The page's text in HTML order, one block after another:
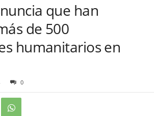
que han
de 500
humanitarios en
0